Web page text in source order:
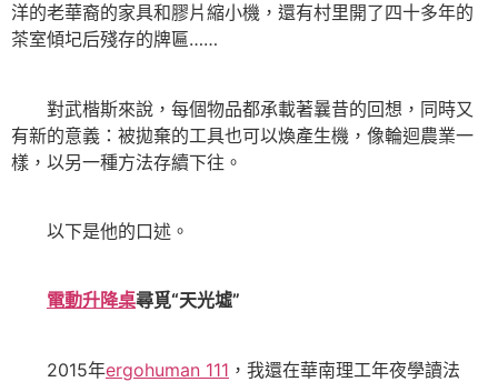
洋的老華裔的家具和膠片縮小機，還有村里開了四十多年的
茶室傾圮后殘存的牌匾……
對武楷斯來說，每個物品都承載著曩昔的回想，同時又
有新的意義：被拋棄的工具也可以煥產生機，像輪迴農業一
樣，以另一種方法存續下往。
以下是他的口述。
電動升降桌尋覓“天光墟”
2015年ergohuman 111 ，我還在華南理工年夜學讀法